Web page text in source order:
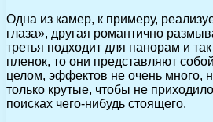
Одна из камер, к примеру,
глаза», другая романтично
третья подходит для панорам и
пленок, то они представляют
целом, эффектов не очень много,
только крутые, чтобы не
поисках чего-нибудь стоящего.